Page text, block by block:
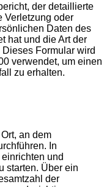
der detaillierte
Verletzung oder
Daten des
hat und die Art der
Formular wird
verwendet, um einen
zu erhalten.
an dem
In
und
starten. Über ein
der